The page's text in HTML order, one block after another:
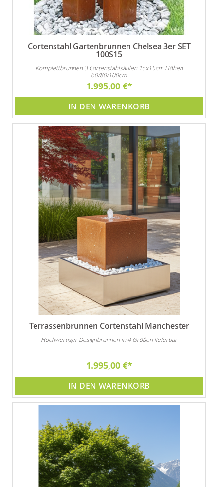
Cortenstahl Gartenbrunnen Chelsea 3er SET
100S15
Komplettbrunnen 3 Cortenstahlsäulen 15x15cm Höhen
60/80/100cm
1.995,00 €
IN DEN WARENKORB
Terrassenbrunnen Cortenstahl Manchester
Hochwertiger Designbrunnen in 4 Größen lieferbar
1.995,00 €
IN DEN WARENKORB